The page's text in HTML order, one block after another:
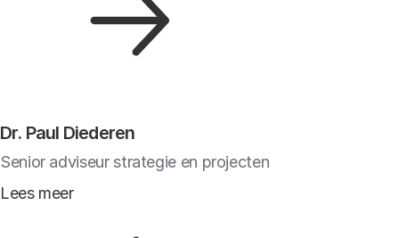
Dr. Paul Diederen
Senior adviseur strategie en projecten
Lees meer